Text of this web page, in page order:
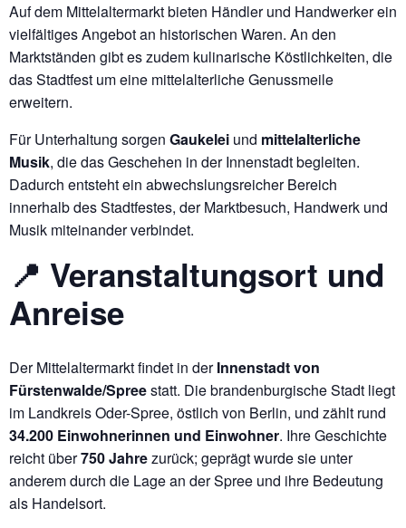
Auf dem Mittelaltermarkt bieten Händler und Handwerker ein
vielfältiges Angebot an historischen Waren. An den
Marktständen gibt es zudem kulinarische Köstlichkeiten, die
das Stadtfest um eine mittelalterliche Genussmeile
erweitern.
Für Unterhaltung sorgen Gaukelei und mittelalterliche
Musik, die das Geschehen in der Innenstadt begleiten.
Dadurch entsteht ein abwechslungsreicher Bereich
innerhalb des Stadtfestes, der Marktbesuch, Handwerk und
Musik miteinander verbindet.
📍 Veranstaltungsort und
Anreise
Der Mittelaltermarkt findet in derInnenstadt von
Fürstenwalde/Spreestatt. Die brandenburgische Stadt liegt
im Landkreis Oder-Spree, östlich von Berlin, und zählt rund
34.200 Einwohnerinnen und Einwohner. Ihre Geschichte
reicht über750 Jahrezurück; geprägt wurde sie unter
anderem durch die Lage an der Spree und ihre Bedeutung
als Handelsort.